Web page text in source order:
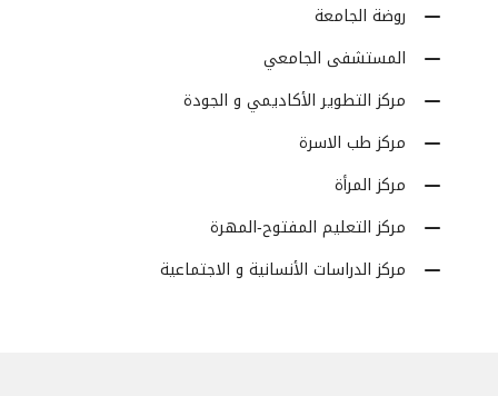
روضة الجامعة
المستشفى الجامعي
مركز التطوير الأكاديمي و الجودة
مركز طب الاسرة
مركز المرأة
مركز التعليم المفتوح-المهرة
مركز الدراسات الأنسانية و الاجتماعية